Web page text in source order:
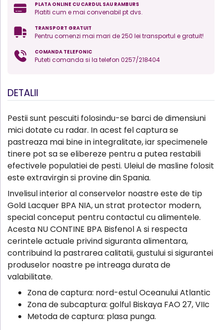
PLATA ONLINE CU CARDUL SAU RAMBURS
Platiti cum e mai convenabil pt dvs.
TRANSPORT GRATUIT
Pentru comenzi mai mari de 250 lei transportul e gratuit!
COMANDA TELEFONIC
Puteti comanda si la telefon 0257/218404
DETALII
Pestii sunt pescuiti folosindu-se barci de dimensiuni
mici dotate cu radar. In acest fel captura se
pastreaza mai bine in integralitate, iar specimenele
tinere pot sa se elibereze pentru a putea restabili
efectivele populatiei de pesti. Uleiul de masline folosit
este extravirgin si provine din Spania.
Invelisul interior al conservelor noastre este de tip
Gold Lacquer BPA NIA, un strat protector modern,
special conceput pentru contactul cu alimentele.
Acesta NU CONTINE BPA Bisfenol A si respecta
cerintele actuale privind siguranta alimentara,
contribuind la pastrarea calitatii, gustului si sigurantei
produselor noastre pe intreaga durata de
valabilitate.
Zona de captura: nord-estul Oceanului Atlantic
Zona de subcaptura: golful Biskaya FAO 27, VIIc
Metoda de captura: plasa punga.